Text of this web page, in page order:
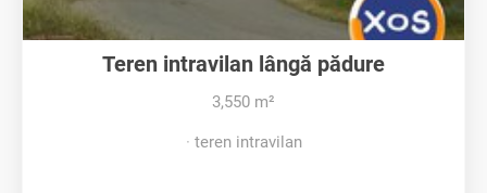
Teren intravilan lângă pădure
3,550 m²
teren intravilan